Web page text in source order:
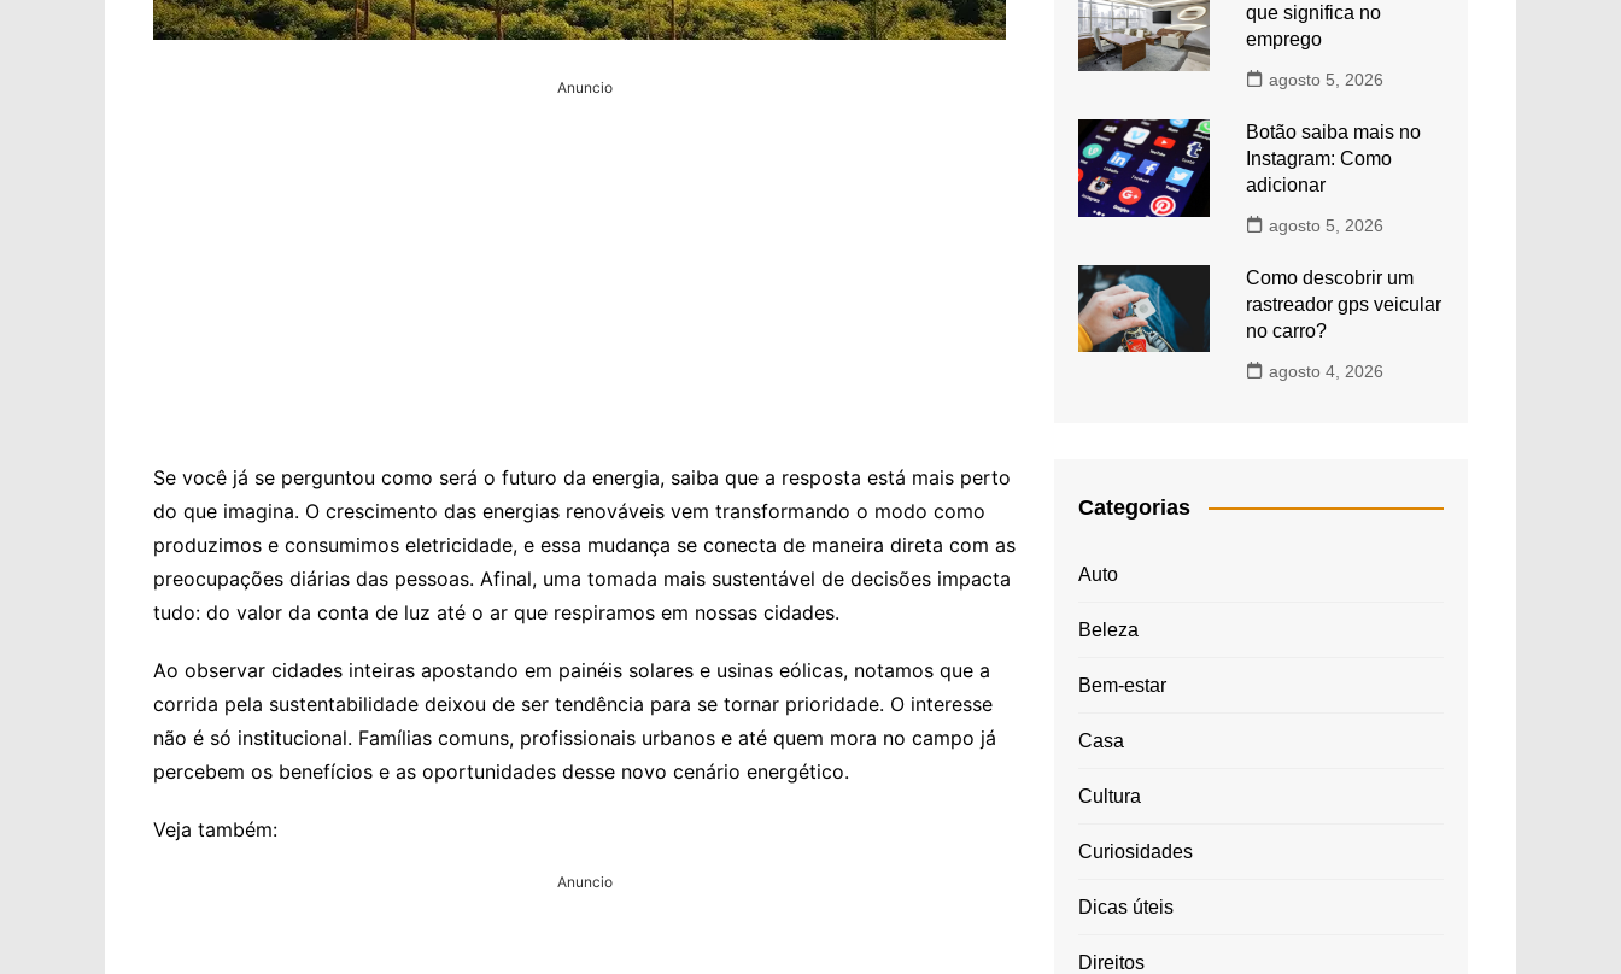
Anuncio
Se você já se perguntou como será o futuro da energia, saiba que a resposta está mais perto
do que imagina. O crescimento das energias renováveis vem transformando o modo como
produzimos e consumimos eletricidade, e essa mudança se conecta de maneira direta com as
preocupações diárias das pessoas. Afinal, uma tomada mais sustentável de decisões impacta
tudo: do valor da conta de luz até o ar que respiramos em nossas cidades.
Ao observar cidades inteiras apostando em painéis solares e usinas eólicas, notamos que a
corrida pela sustentabilidade deixou de ser tendência para se tornar prioridade. O interesse
não é só institucional. Famílias comuns, profissionais urbanos e até quem mora no campo já
percebem os benefícios e as oportunidades desse novo cenário energético.
Veja também:
Anuncio
que significa no
emprego
agosto 5, 2026
Botão saiba mais no
Instagram: Como
adicionar
agosto 5, 2026
Como descobrir um
rastreador gps veicular
no carro?
agosto 4, 2026
Categorias
Auto
Beleza
Bem-estar
Casa
Cultura
Curiosidades
Dicas úteis
Direitos